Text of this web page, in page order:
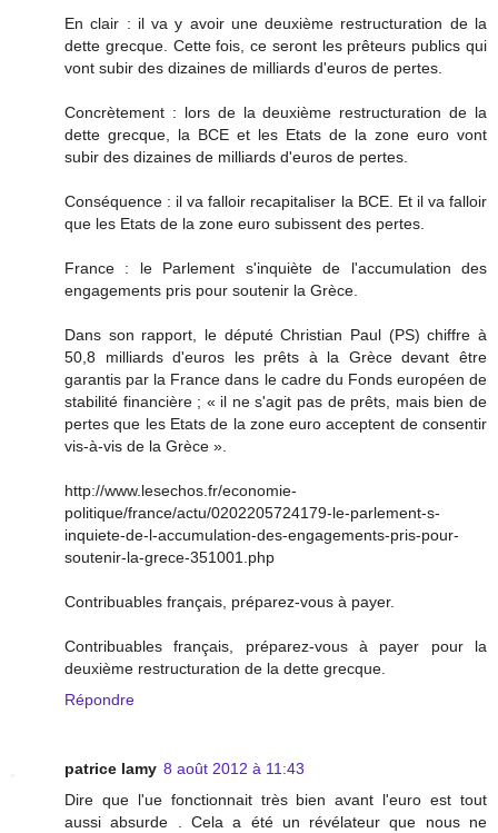
En clair : il va y avoir une deuxième restructuration de la
dette grecque. Cette fois, ce seront les prêteurs publics qui
vont subir des dizaines de milliards d'euros de pertes.
Concrètement : lors de la deuxième restructuration de la
dette grecque, la BCE et les Etats de la zone euro vont
subir des dizaines de milliards d'euros de pertes.
Conséquence : il va falloir recapitaliser la BCE. Et il va falloir
que les Etats de la zone euro subissent des pertes.
France : le Parlement s'inquiète de l'accumulation des
engagements pris pour soutenir la Grèce.
Dans son rapport, le député Christian Paul (PS) chiffre à
50,8 milliards d'euros les prêts à la Grèce devant être
garantis par la France dans le cadre du Fonds européen de
stabilité financière ; « il ne s'agit pas de prêts, mais bien de
pertes que les Etats de la zone euro acceptent de consentir
vis-à-vis de la Grèce ».
http://www.lesechos.fr/economie-
politique/france/actu/0202205724179-le-parlement-s-
inquiete-de-l-accumulation-des-engagements-pris-pour-
soutenir-la-grece-351001.php
Contribuables français, préparez-vous à payer.
Contribuables français, préparez-vous à payer pour la
deuxième restructuration de la dette grecque.
Répondre
patrice lamy 8 août 2012 à 11:43
Dire que l'ue fonctionnait très bien avant l'euro est tout
aussi absurde . Cela a été un révélateur que nous ne